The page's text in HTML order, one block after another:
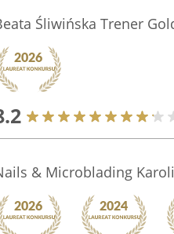
Śliwińska Trener
& Microblading